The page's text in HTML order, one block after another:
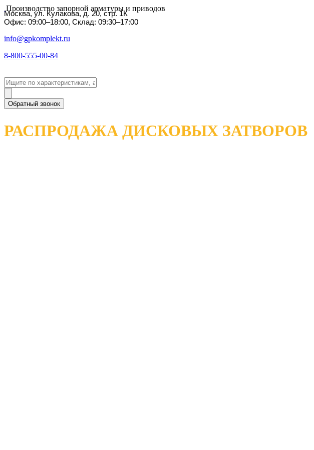
Производство запорной арматуры и приводов
Москва, ул. Кулакова, д. 20, стр. 1К
Офис: 09:00–18:00, Склад: 09:30–17:00
info@gpkomplekt.ru
8-800-555-00-84
Обратный звонок
РАСПРОДАЖА ДИСКОВЫХ ЗАТВОРОВ